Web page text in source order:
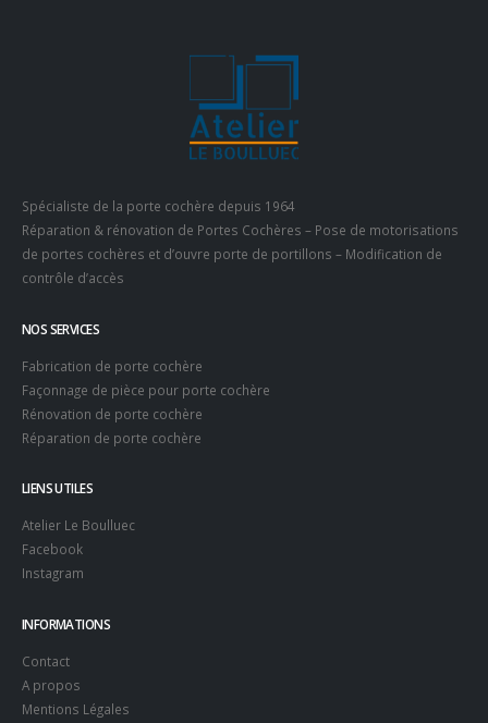
Spécialiste de la porte cochère depuis 1964
Réparation & rénovation de Portes Cochères – Pose de motorisations
de portes cochères et d’ouvre porte de portillons – Modification de
contrôle d’accès
NOS SERVICES
Fabrication de porte cochère
Façonnage de pièce pour porte cochère
Rénovation de porte cochère
Réparation de porte cochère
LIENS UTILES
Atelier Le Boulluec
Facebook
Instagram
INFORMATIONS
Contact
A propos
Mentions Légales